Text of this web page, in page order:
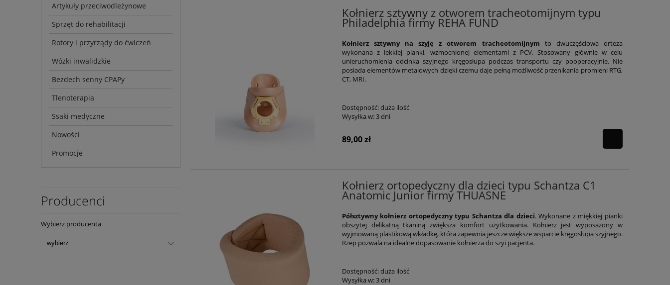
Artykuły przeciwodleżynowe
Sprzęt do rehabilitacji
Rotory i przyrządy do ćwiczeń
Wózki inwalidzkie
Bezdech senny CPAPy
Tlenoterapia
Ssaki medyczne
Nowości
Promocje
Producenci
Wybierz producenta
Kołnierz sztywny z otworem tracheotomijnym typu
Philadelphia firmy REHA FUND
Kołnierz sztywny na szyję z otworem tracheotomijnym to dwuczęściowa orteza
wykonana z lekkiej pianki, wzmocnionej elementami z PCV. Stosowany głównie w celu
unieruchomienia odcinka szyjnego kręgosłupa podczas transportu czy pooperacyjnie. Nie
posiada elementów metalowych dzięki czemu daje pełną możliwość przenikania promieni RTG,
CT, MRI.
Dostępność:duża ilość
Wysyłka w:3 dni
89,00 zł
Kołnierz ortopedyczny dla dzieci typu Schantza C1
Anatomic Junior firmy THUASNE
Półsztywny kołnierz ortopedyczny typu Schantza dla dzieci. Wykonane z miękkiej pianki
obszytej delikatną tkaniną zwiększa komfort użytkowania. Kołnierz jest wyposażony w
wyjmowaną plastikową wkładkę, która zapewnia jeszcze większe wsparcie kręgosłupa szyjnego.
Rzep pozwala na idealne dopasowanie kołnierza do szyi pacjenta.
Dostępność:duża ilość
Wysyłka w:3 dni